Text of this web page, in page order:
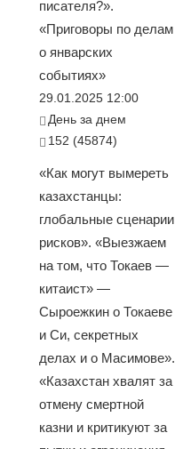
писателя?».
«Приговоры по делам
о январских
событиях»
29.01.2025 12:00
День за днем
152 (45874)
«Как могут вымереть
казахстанцы:
глобальные сценарии
рисков». «Выезжаем
на том, что Токаев —
китаист» —
Сыроежкин о Токаеве
и Си, секретных
делах и о Масимове».
«Казахстан хвалят за
отмену смертной
казни и критикуют за